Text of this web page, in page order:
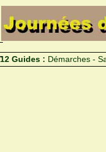
12 Guides : Démarches -